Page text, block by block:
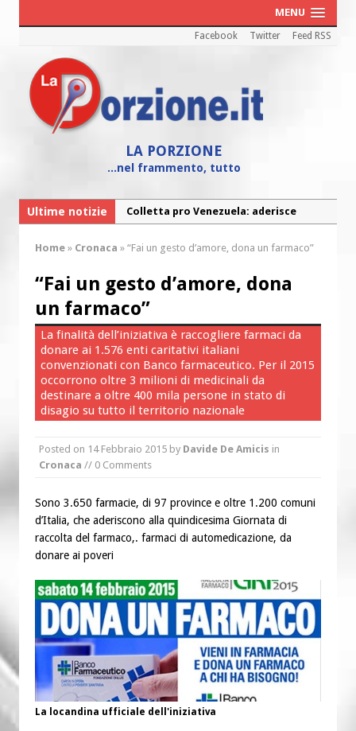
MENU
Facebook Twitter Feed RSS
LA PORZIONE
...nel frammento, tutto
Ultime notizie
Colletta pro Venezuela: aderisce
Fine vita: la Chiesa Cattolica inglese si
mobilita contro il suicidio assistito
Torna la festa della Madonnina a
Torna la festa di Sant’Andrea:
“Chiediamogli di legarci al bene”
“Chiediamo al Signore di capire ciò che
è buono, giusto e santo per la nostra
Home » Cronaca » “Fai un gesto d’amore, dona un farmaco”
“Fai un gesto d’amore, dona
un farmaco”
La finalità dell’iniziativa è raccogliere farmaci da
donare ai 1.576 enti caritativi italiani
convenzionati con Banco farmaceutico. Per il 2015
occorrono oltre 3 milioni di medicinali da
destinare a oltre 400 mila persone in stato di
disagio su tutto il territorio nazionale
Posted on 14 Febbraio 2015 by Davide De Amicis in
Cronaca // 0 Comments
Sono 3.650 farmacie, di 97 province e oltre 1.200 comuni
d’Italia, che aderiscono alla quindicesima Giornata di
raccolta del farmaco,. farmaci di automedicazione, da
donare ai poveri
La locandina ufficiale dell'iniziativa